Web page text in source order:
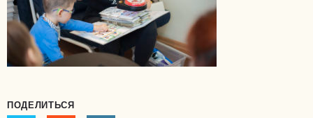
ПОДЕЛИТЬСЯ